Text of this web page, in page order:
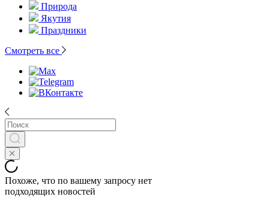
Природа
Якутия
Праздники
Смотреть все
Похоже, что по вашему запросу нет
подходящих новостей